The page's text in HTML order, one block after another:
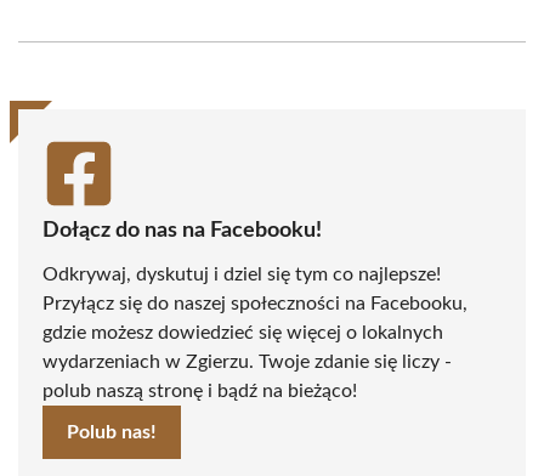
(Twitter)
Dołącz do nas na Facebooku!
Odkrywaj, dyskutuj i dziel się tym co najlepsze!
Przyłącz się do naszej społeczności na Facebooku,
gdzie możesz dowiedzieć się więcej o lokalnych
wydarzeniach w Zgierzu. Twoje zdanie się liczy -
polub naszą stronę i bądź na bieżąco!
Polub nas!